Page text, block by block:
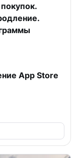
App Store